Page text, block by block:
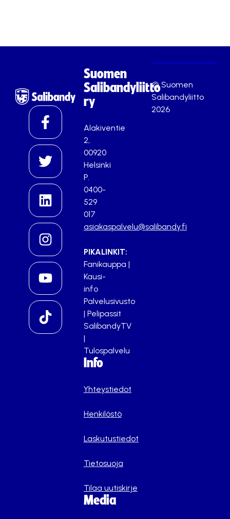
Suomen
Salibandyliitto
ry
Alakiventie
2,
00920
Helsinki
P.
0400-
529
017
asiakaspalvelu@salibandy.fi
PIKALINKIT:
Fanikauppa |
Kausi-
info
Palvelusivusto
| Pelipassit
SalibandyTV
|
Tulospalvelu
Info
Yhteystiedot
Henkilöstö
Laskutustiedot
Tietosuoja
Tilaa uutiskirje
Media
© Suomen
Salibandyliitto
2026